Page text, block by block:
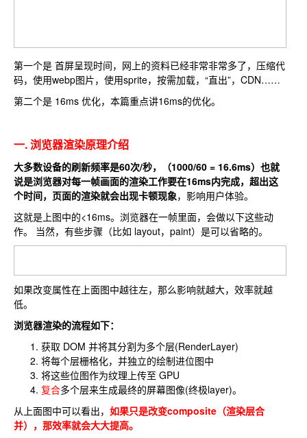
第一个是 首屏呈现时间，网上的资料已经非常非常多了，压缩代
码，使用webp图片，使用sprite，按需加载，“直出”，CDN……
第二个是 16ms 优化，本篇重点讲16ms的优化。
一. 浏览器渲染原理介绍
大多数设备的刷新频率是60次/秒，（1000/60 = 16.6ms）也就
说是浏览器对每一帧画面的渲染工作要在16ms内完成，超出这
个时间，页面的渲染就会出现卡顿现象，影响用户体验。
这就是上图中的<16ms。浏览器在一帧里面，会做以下这些动
作。 当然，有些步骤（比如 layout，paint）是可以省略的。
如果改变属性在上面图中越往左，那么影响就越大，效率就越
低。
浏览器渲染的流程如下：
获取 DOM 并将其分割为多个层(RenderLayer)
将每个层栅格化，并独立的绘制进位图中
将这些位图作为纹理上传至 GPU
复合多个层来生成最终的屏幕图像(终极layer)。
从上面图中可以看出， 如果只是改变composite（渲染层合
并），那效率就会大大提高。